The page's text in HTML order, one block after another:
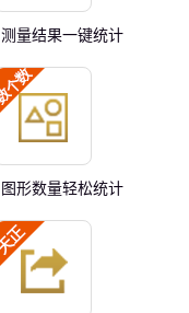
测量结果一键统计
图形数量轻松统计